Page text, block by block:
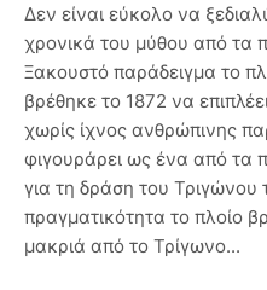
Δεν είναι εύκολο να
χρονικά του μύθου από τα
Ξακουστό παράδειγμα το
βρέθηκε το 1872 να
χωρίς ίχνος ανθρώπινης
φιγουράρει ως ένα από τα
για τη δράση του Τριγώνου
πραγματικότητα το πλοίο
μακριά από το Τρίγωνο...